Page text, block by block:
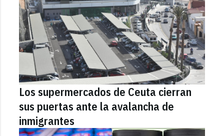
Los supermercados de Ceuta cierran
sus puertas ante la avalancha de
inmigrantes